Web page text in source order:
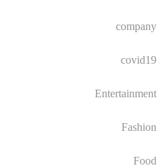
company
covid19
Entertainment
Fashion
Food